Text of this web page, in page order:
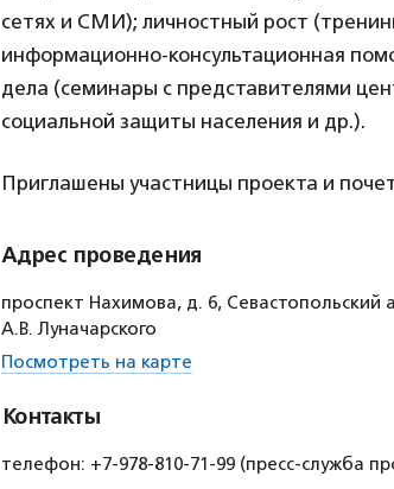
сетях и СМИ); личностный рост
информационно-консультационная
дела (семинары с представителями
социальной защиты населения и др.).
Приглашены участницы проекта и
Адрес проведения
проспект Нахимова, д. 6, Севастопольский
А.В. Луначарского
Посмотреть на карте
Контакты
телефон: +7-978-810-71-99 (пресс-служба